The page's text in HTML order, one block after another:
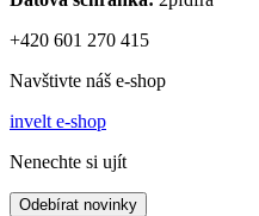
+420 601 270 415
Navštivte náš e-shop
invelt e-shop
Nenechte si ujít
Odebírat novinky